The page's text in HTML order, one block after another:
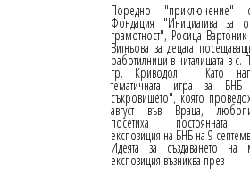
Поредно "приключение"
Фондация "Инициатива за
грамотност", Росица
Витньова за децата
работилници в читалищата в с.
гр. Криводол. Като
тематичната игра за БНБ
съкровището", която
август във Враца,
посетиха постоянната
експозиция на БНБ на 9
Идеята за създаването на
експозиция възниква през